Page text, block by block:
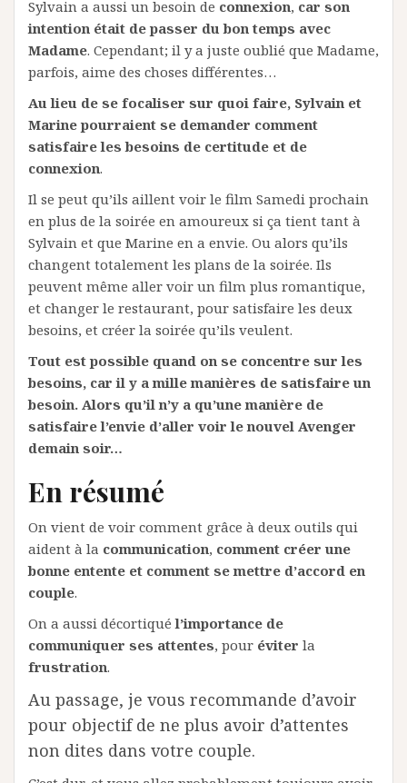
Sylvain a aussi un besoin de connexion, car son
intention était de passer du bon temps avec
Madame. Cependant; il y a juste oublié que Madame,
parfois, aime des choses différentes…
Au lieu de se focaliser sur quoi faire, Sylvain et
Marine pourraient se demander comment
satisfaire les besoins de certitude et de
connexion.
Il se peut qu’ils aillent voir le film Samedi prochain
en plus de la soirée en amoureux si ça tient tant à
Sylvain et que Marine en a envie. Ou alors qu’ils
changent totalement les plans de la soirée. Ils
peuvent même aller voir un film plus romantique,
et changer le restaurant, pour satisfaire les deux
besoins, et créer la soirée qu’ils veulent.
Tout est possible quand on se concentre sur les
besoins, car il y a mille manières de satisfaire un
besoin. Alors qu’il n’y a qu’une manière de
satisfaire l’envie d’aller voir le nouvel Avenger
demain soir…
En résumé
On vient de voir comment grâce à deux outils qui
aident à la communication, comment créer une
bonne entente et comment se mettre d’accord en
couple.
On a aussi décortiquél’importance de
communiquer ses attentes, pour éviter la
frustration.
Au passage, je vous recommande d’avoir
pour objectif de ne plus avoir d’attentes
non dites dans votre couple.